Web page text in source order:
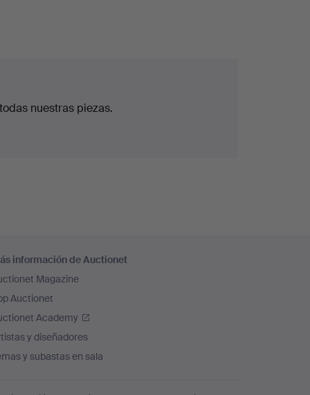
nuestras piezas.
información de Auctionet
Magazine
Auctionet
Academy
y diseñadores
y subastas en sala